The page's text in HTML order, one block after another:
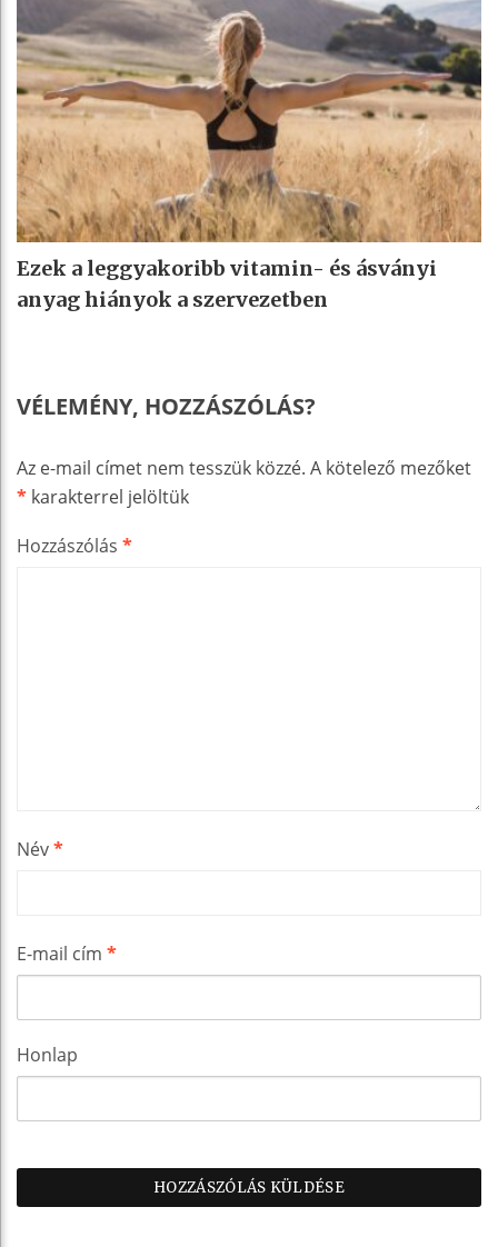
Ezek a leggyakoribb vitamin- és ásványi
anyag hiányok a szervezetben
VÉLEMÉNY, HOZZÁSZÓLÁS?
Az e-mail címet nem tesszük közzé. A kötelező mezőket
* karakterrel jelöltük
Hozzászólás *
Név*
E-mail cím *
Honlap